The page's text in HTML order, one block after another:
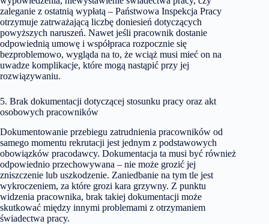
zaleganie z ostatnią wypłatą – Państwowa Inspekcja Pracy
otrzymuje zatrważającą liczbę doniesień dotyczących
powyższych naruszeń. Nawet jeśli pracownik dostanie
odpowiednią umowę i współpraca rozpocznie się
bezproblemowo, wygląda na to, że wciąż musi mieć on na
uwadze komplikacje, które mogą nastąpić przy jej
rozwiązywaniu.
5. Brak dokumentacji dotyczącej stosunku pracy oraz akt
osobowych pracowników
Dokumentowanie przebiegu zatrudnienia pracowników od
samego momentu rekrutacji jest jednym z podstawowych
obowiązków pracodawcy. Dokumentacja ta musi być również
odpowiednio przechowywana – nie może grozić jej
zniszczenie lub uszkodzenie. Zaniedbanie na tym tle jest
wykroczeniem, za które grozi kara grzywny. Z punktu
widzenia pracownika, brak takiej dokumentacji może
skutkować między innymi problemami z otrzymaniem
świadectwa pracy.